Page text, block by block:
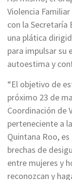
Violencia
con la Secretaría
una plática
para impulsar su
autoestima y
“El objetivo de
próximo 23 de
Coordinación de
perteneciente a
Quintana Roo,
brechas de
entre mujeres y
reconozcan y